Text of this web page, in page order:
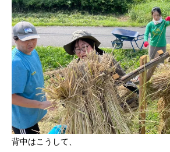
背中はこうして、